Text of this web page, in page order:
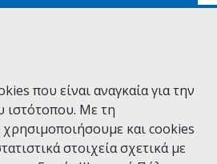
που είναι αναγκαία για την
ιστότοπου. Με τη
και cookies
στοιχεία σχετικά με